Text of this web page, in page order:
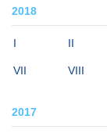
2018
I II
VII VIII
2017